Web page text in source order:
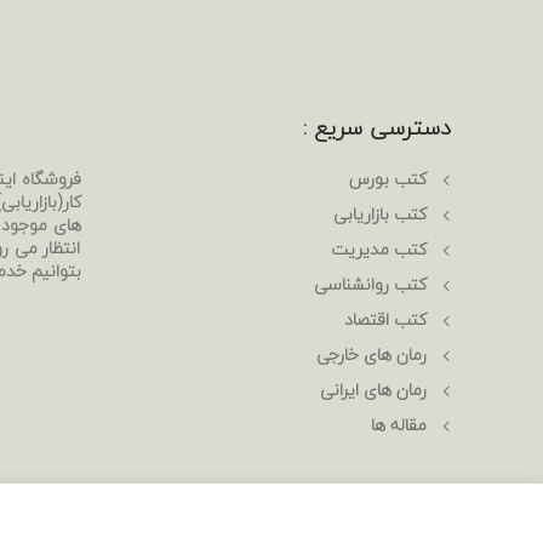
فروشگاه
های موجود
انتظار می
بتوانیم
دسترسی سریع :
کتب بورس
کتب بازاریابی
کتب مدیریت
کتب روانشناسی
کتب اقتصاد
رمان های خارجی
رمان های ایرانی
مقاله ها